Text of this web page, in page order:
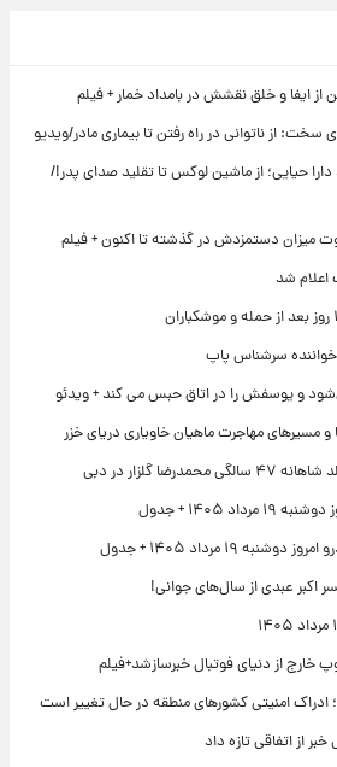
ایفا و خلق نقشش در بامداد خمار + فیلم
از ناتوانی در راه رفتن تا بیماری مادر/ویدیو
حیایی؛ از ماشین لوکس تا تقلید صدای پدر!/
میزان دستمزدش در گذشته تا اکنون + فیلم
شد
سرشناس پاپ
و یوسفش را در اتاق حبس می کند + ویدئو
مهاجرت ماهیان خاویاری دریای خزر
در دبی
+ جدول
مرداد ۱۴۰۵ + جدول
عبدی از سال‌های جوانی!
از دنیای فوتبال خبرسازشد+فیلم
امنیتی کشورهای منطقه در حال تغییر است
اتفاقی تازه داد